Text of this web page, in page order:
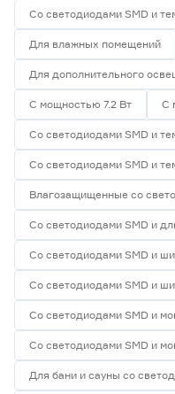
Со светодиодами SMD и
Для влажных помещений
Для дополнительного
С мощностью 7.2 Вт С
Со светодиодами SMD и
Со светодиодами SMD и
Влагозащищенные со
Со светодиодами SMD и
Со светодиодами SMD и
Со светодиодами SMD и
Со светодиодами SMD и
Со светодиодами SMD и
Для бани и сауны со